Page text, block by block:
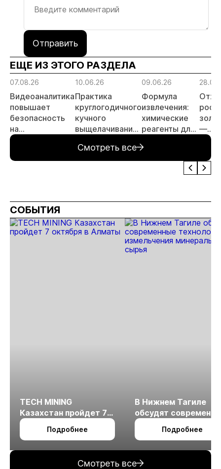
Отправить
ЕЩЕ ИЗ ЭТОГО РАЗДЕЛА
07.08.26
Видеоаналитика
повышает
безопасность
на
месторождении
10.06.26
Практика
круглогодичного
кучного
выщелачивания
Крайнего
Севера
09.06.26
Формула
извлечения:
химические
реагенты для —
Смотреть все
СОБЫТИЯ
TECH MINING
Казахстан пройдет 7
октября в Алматы
Подробнее
В Нижнем Тагиле
обсудят
технологии
измельчения
Подробнее
Смотреть все